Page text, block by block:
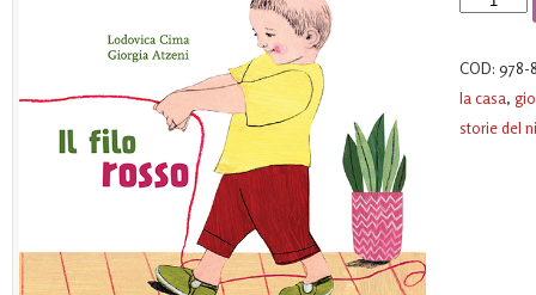
rosso
quantità
COD:978-
la casa,
storie del